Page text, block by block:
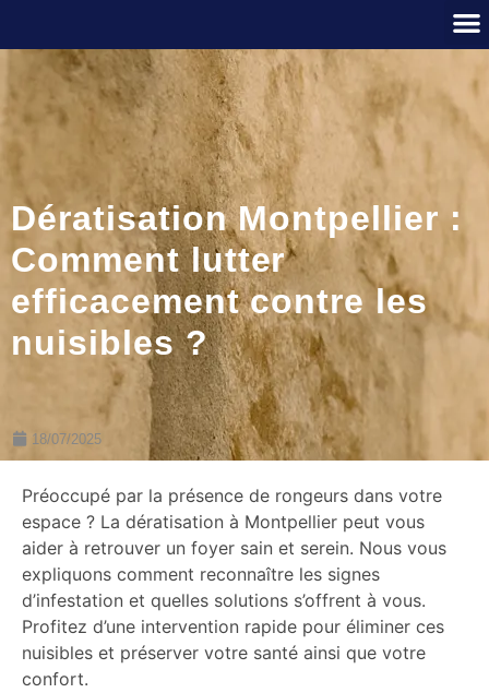
Dératisation Montpellier :
Comment lutter
efficacement contre les
nuisibles ?
18/07/2025
Préoccupé par la présence de rongeurs dans votre
espace ? La dératisation à Montpellier peut vous
aider à retrouver un foyer sain et serein. Nous vous
expliquons comment reconnaître les signes
d’infestation et quelles solutions s’offrent à vous.
Profitez d’une intervention rapide pour éliminer ces
nuisibles et préserver votre santé ainsi que votre
confort.